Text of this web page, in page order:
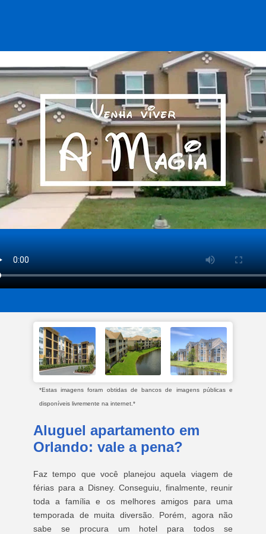
*Estas imagens foram obtidas de bancos de imagens públicas e
disponíveis livremente na internet.*
Aluguel apartamento em
Orlando: vale a pena?
Faz tempo que você planejou aquela viagem de
férias para a Disney. Conseguiu, finalmente, reunir
toda a família e os melhores amigos para uma
temporada de muita diversão. Porém, agora não
sabe se procura um hotel para todos se